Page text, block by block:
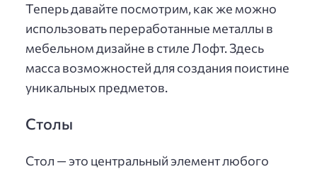
Теперь давайте посмотрим, как же можно
использовать переработанные металлы в
мебельном дизайне в стиле Лофт. Здесь
масса возможностей для создания поистине
уникальных предметов.
Столы
Стол — это центральный элемент любого